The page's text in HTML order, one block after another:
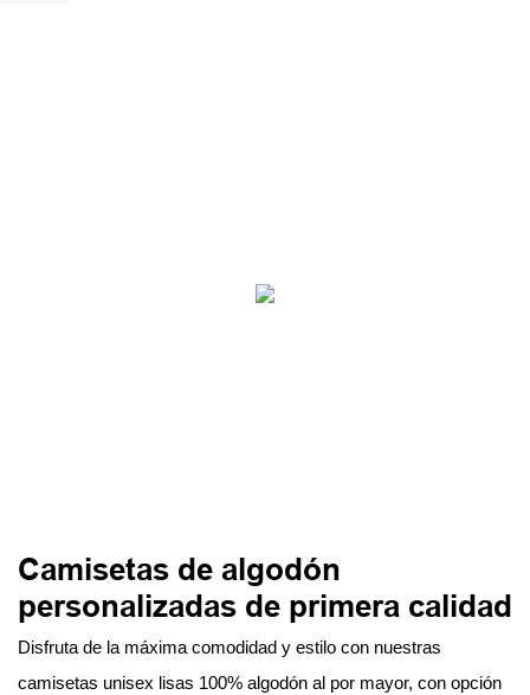
Camisetas de algodón
personalizadas de primera calidad
Disfruta de la máxima comodidad y estilo con nuestras
camisetas unisex lisas 100% algodón al por mayor, con opción